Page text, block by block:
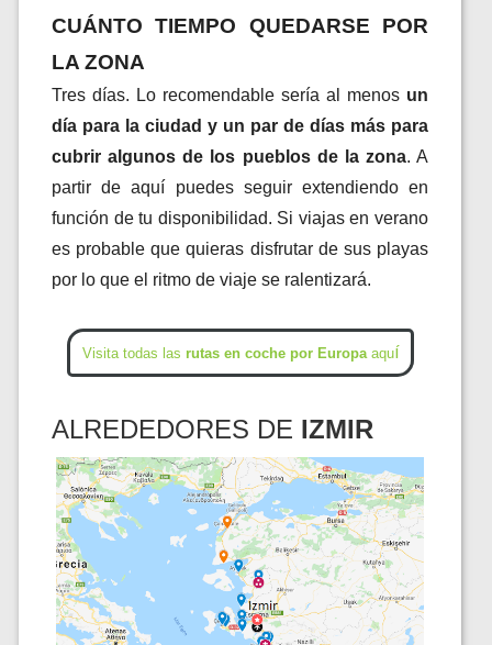
CUÁNTO TIEMPO QUEDARSE POR
LA ZONA
Tres días. Lo recomendable sería al menos un
día para la ciudad y un par de días más para
cubrir algunos de los pueblos de la zona. A
partir de aquí puedes seguir extendiendo en
función de tu disponibilidad. Si viajas en verano
es probable que quieras disfrutar de sus playas
por lo que el ritmo de viaje se ralentizará.
Visita todas las rutas en coche por Europaaquí
ALREDEDORES DE IZMIR